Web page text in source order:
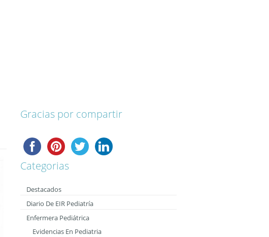
Gracias por compartir
Categorias
Destacados
Diario De EIR Pediatría
Enfermera Pediátrica
Evidencias En Pediatria